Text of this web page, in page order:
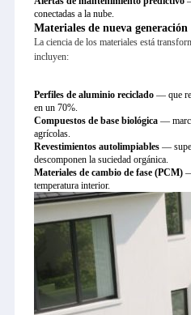
conectadas a la nube.
Materiales de nueva generación
La ciencia de los materiales está
incluyen:
Perfiles de aluminio reciclado— que
en un 70%.
Compuestos de base biológica—
agrícolas.
Revestimientos autolimpiables—
descomponen la suciedad orgánica.
Materiales de cambio de fase (PCM)—
temperatura interior.